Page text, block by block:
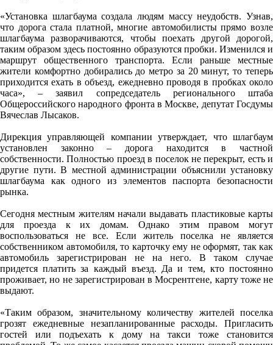
«Установка шлагбаума создала людям массу неудобств. Узнав,
что дорога стала платной, многие автомобилисты прямо возле
шлагбаума разворачиваются, чтобы поехать другой дорогой,
таким образом здесь постоянно образуются пробки. Изменился и
маршрут общественного транспорта. Если раньше местные
жители комфортно добирались до метро за 20 минут, то теперь
приходится ехать в объезд, ежедневно проводя в пробках около
часа», – заявил сопредседатель регионального штаба
Общероссийского народного фронта в Москве, депутат Госдумы
Вячеслав Лысаков.
Дирекция управляющей компании утверждает, что шлагбаум
установлен законно – дорога находится в частной
собственности. Полностью проезд в поселок не перекрыт, есть и
другие пути. В местной администрации объяснили установку
шлагбаума как одного из элементов паспорта безопасности
рынка.
Сегодня местным жителям начали выдавать пластиковые карты
для проезда к их домам. Однако этим правом могут
воспользоваться не все. Если житель поселка не является
собственником автомобиля, то карточку ему не оформят, так как
автомобиль зарегистрирован не на него. В таком случае
придется платить за каждый въезд. Да и тем, кто постоянно
проживает, но не зарегистрирован в Мосрентгене, карту тоже не
выдают.
«Таким образом, значительному количеству жителей поселка
грозят ежедневные незапланированные расходы. Пригласить
гостей или подъехать к дому на такси тоже становится